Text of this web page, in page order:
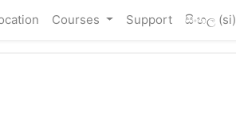
Courses Support සිංහල ‎(si)‎